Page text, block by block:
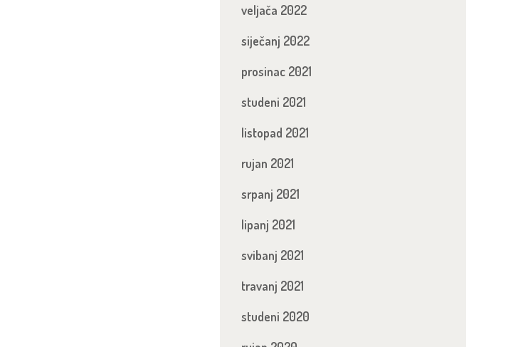
veljača 2022
siječanj 2022
prosinac 2021
studeni 2021
listopad 2021
rujan 2021
srpanj 2021
lipanj 2021
svibanj 2021
travanj 2021
studeni 2020